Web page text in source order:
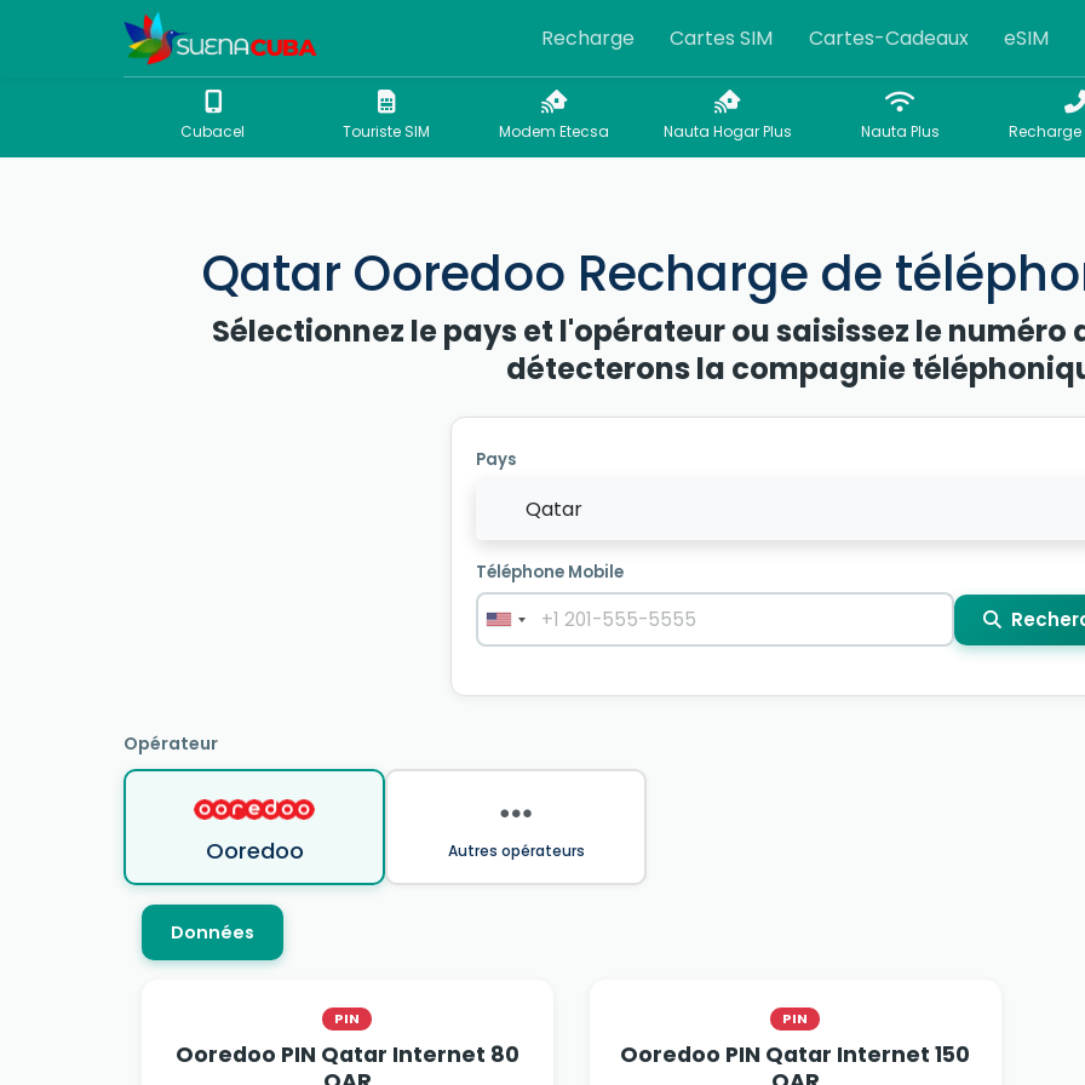
Recharge Cartes SIM Cartes-Cadeaux eSIM
Cubacel Touriste SIM Modem Etecsa Nauta Hogar Plus Nauta Plus Recharge
Qatar Ooredoo Recharge de
Sélectionnez le pays et l'opérateur ou saisissez le
détecterons la compagnie
Pays
Qatar
Téléphone Mobile
Opérateur
Ooredoo Autres opérateurs
Données
PIN
Ooredoo PIN Qatar Internet 80
PIN
Ooredoo PIN Qatar Internet 150